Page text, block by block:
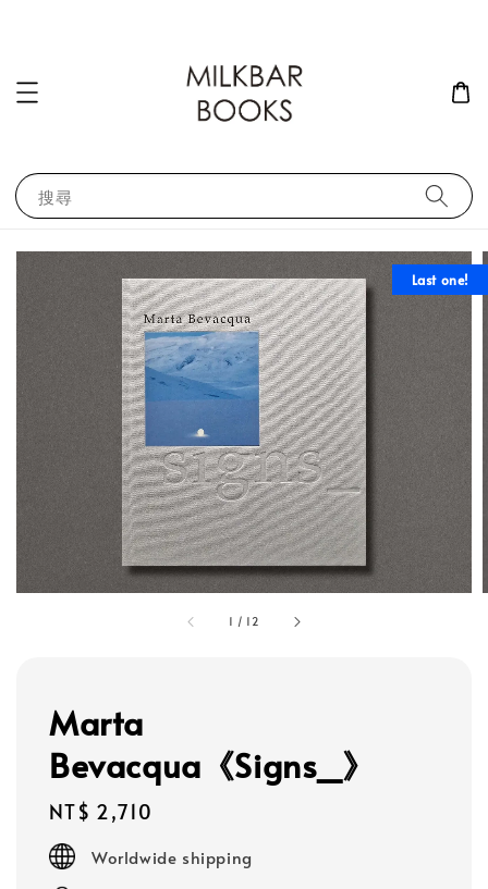
搜尋
1 / 12
Last one!
Marta
Bevacqua《Signs_》
Regular
price
NT$ 2,710
Worldwide shipping